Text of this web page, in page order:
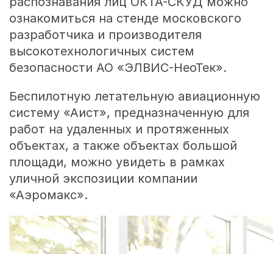
ознакомиться на стенде московского
разработчика и производителя
высокотехнологичных систем
безопасности АО «ЭЛВИС-НеоТек».
Беспилотную летательную авиационную
систему «Аист», предназначенную для
работ на удаленных и протяженных
объектах, а также объектах большой
площади, можно увидеть в рамках
уличной экспозиции компании
«Аэромакс».